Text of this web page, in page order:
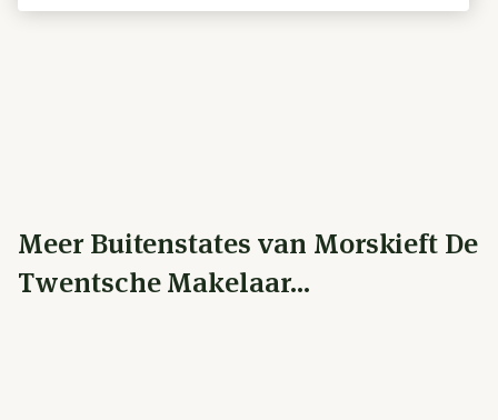
Meer Buitenstates van Morskieft De
Twentsche Makelaar...